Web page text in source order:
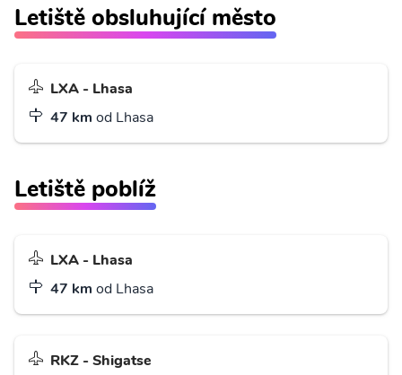
Letiště obsluhující město
LXA - Lhasa
47 km od Lhasa
Letiště poblíž
LXA - Lhasa
47 km od Lhasa
RKZ - Shigatse